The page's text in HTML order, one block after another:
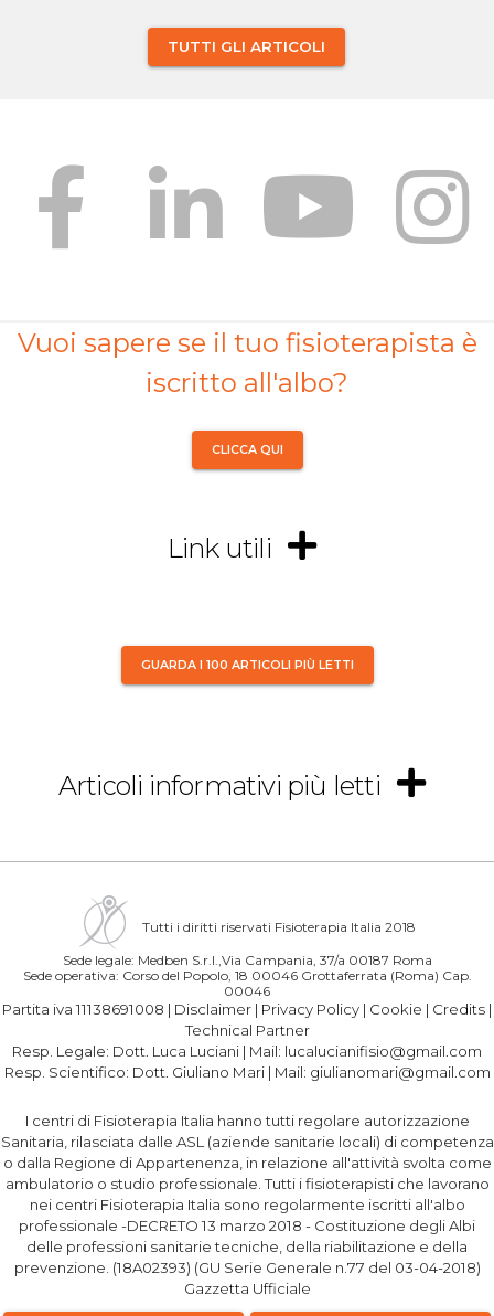
TUTTI GLI ARTICOLI
Vuoi sapere se il tuo fisioterapista è
iscritto all'albo?
CLICCA QUI
Link utili
GUARDA I 100 ARTICOLI PIÙ LETTI
Articoli informativi più letti
Tutti i diritti riservati Fisioterapia Italia 2018
Sede legale: Medben S.r.l.,Via Campania, 37/a 00187 Roma
Sede operativa: Corso del Popolo, 18 00046 Grottaferrata (Roma) Cap.
00046
Partita iva 11138691008 | Disclaimer | Privacy Policy | Cookie | Credits |
Technical Partner
Resp. Legale: Dott. Luca Luciani | Mail: lucalucianifisio@gmail.com
Resp. Scientifico: Dott. Giuliano Mari| Mail: giulianomari@gmail.com
I centri di Fisioterapia Italia hanno tutti regolare autorizzazione
Sanitaria, rilasciata dalle ASL (aziende sanitarie locali) di competenza
o dalla Regione di Appartenenza, in relazione all'attività svolta come
ambulatorio o studio professionale. Tutti i fisioterapisti che lavorano
nei centri Fisioterapia Italia sono regolarmente iscritti all'albo
professionale -DECRETO 13 marzo 2018 - Costituzione degli Albi
delle professioni sanitarie tecniche, della riabilitazione e della
prevenzione. (18A02393) (GU Serie Generale n.77 del 03-04-2018)
Gazzetta Ufficiale